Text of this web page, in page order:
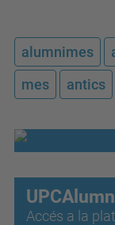
alumnimes
mes
antics
Accés a la